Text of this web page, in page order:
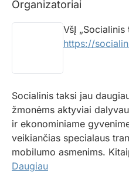
Organizatoriai
VšĮ „Socialinis
https://
Socialinis taksi jau
žmonėms aktyviai
ir ekonominiame
veikiančias specialaus
mobilumo asmenims.
Daugiau